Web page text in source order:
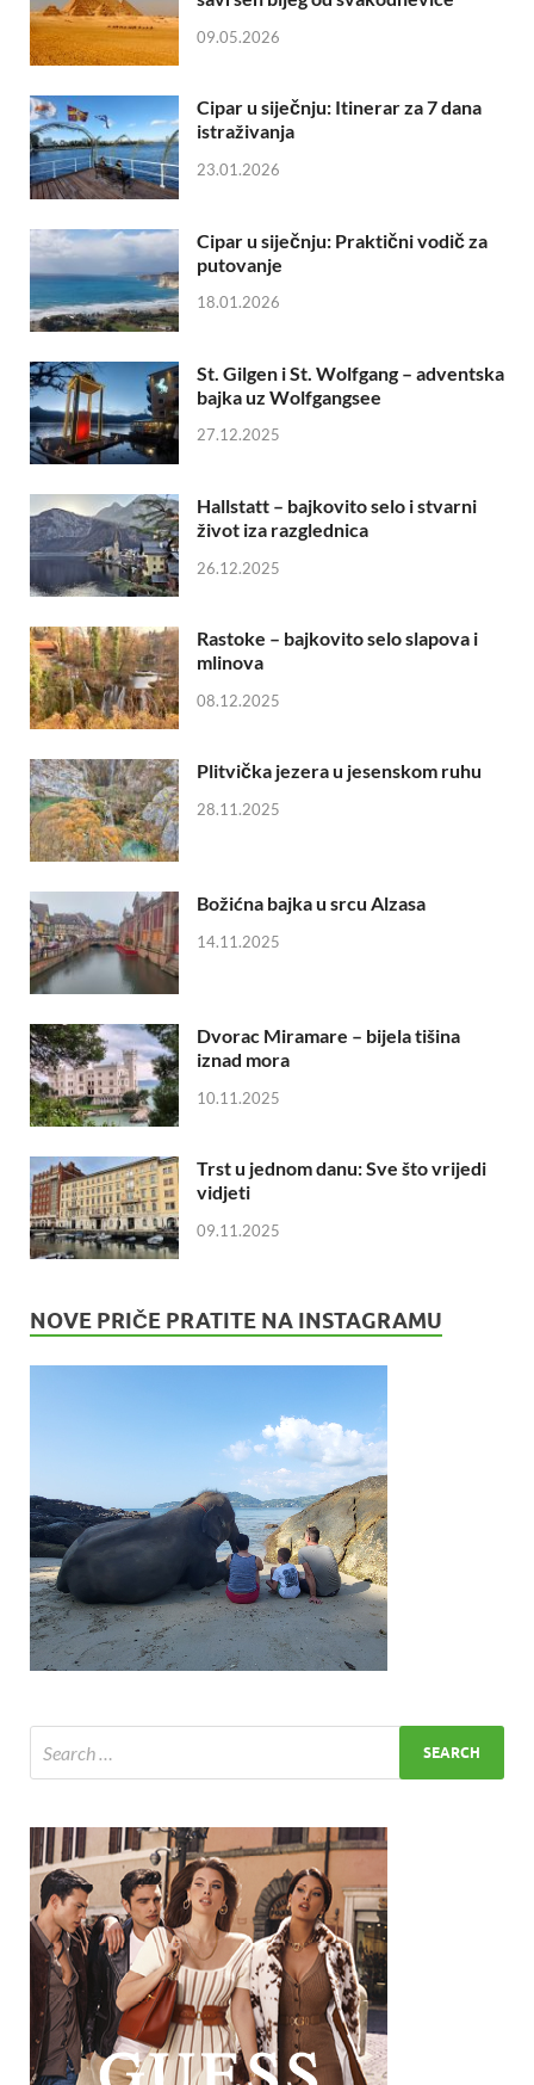
09.05.2026
Cipar u siječnju: Itinerar za 7 dana
istraživanja
23.01.2026
Cipar u siječnju: Praktični vodič za
putovanje
18.01.2026
St. Gilgen i St. Wolfgang – adventska
bajka uz Wolfgangsee
27.12.2025
Hallstatt – bajkovito selo i stvarni
život iza razglednica
26.12.2025
Rastoke – bajkovito selo slapova i
mlinova
08.12.2025
Plitvička jezera u jesenskom ruhu
28.11.2025
Božićna bajka u srcu Alzasa
14.11.2025
Dvorac Miramare – bijela tišina
iznad mora
10.11.2025
Trst u jednom danu: Sve što vrijedi
vidjeti
09.11.2025
NOVE PRIČE PRATITE NA INSTAGRAMU